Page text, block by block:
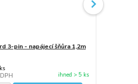
3-pin - napájecí šňůra 1,2m
ihned > 5 ks